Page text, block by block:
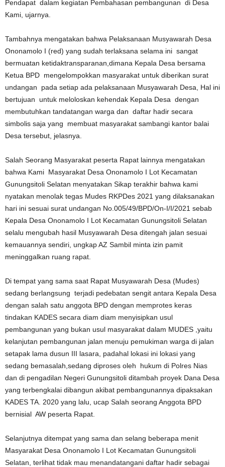
Pendapat dalam kegiatan Pembahasan pembangunan di Desa
Kami, ujarnya.
Tambahnya mengatakan bahwa Pelaksanaan Musyawarah Desa
Ononamolo I (red) yang sudah terlaksana selama ini sangat
bermuatan ketidaktransparanan,dimana Kepala Desa bersama
Ketua BPD mengelompokkan masyarakat untuk diberikan surat
undangan pada setiap ada pelaksanaan Musyawarah Desa, Hal ini
bertujuan untuk meloloskan kehendak Kepala Desa dengan
membutuhkan tandatangan warga dan daftar hadir secara
simbolis saja yang membuat masyarakat sambangi kantor balai
Desa tersebut, jelasnya.
Salah Seorang Masyarakat peserta Rapat lainnya mengatakan
bahwa Kami Masyarakat Desa Ononamolo I Lot Kecamatan
Gunungsitoli Selatan menyatakan Sikap terakhir bahwa kami
nyatakan menolak tegas Mudes RKPDes 2021 yang dilaksanakan
hari ini sesuai surat undangan No.005/49/BPD/On-I/I/2021 sebab
Kepala Desa Ononamolo I Lot Kecamatan Gunungsitoli Selatan
selalu mengubah hasil Musyawarah Desa ditengah jalan sesuai
kemauannya sendiri, ungkap AZ Sambil minta izin pamit
meninggalkan ruang rapat.
Di tempat yang sama saat Rapat Musyawarah Desa (Mudes)
sedang berlangsung terjadi pedebatan sengit antara Kepala Desa
dengan salah satu anggota BPD dengan memprotes keras
tindakan KADES secara diam diam menyisipkan usul
pembangunan yang bukan usul masyarakat dalam MUDES ,yaitu
kelanjutan pembangunan jalan menuju pemukiman warga di jalan
setapak lama dusun III lasara, padahal lokasi ini lokasi yang
sedang bemasalah,sedang diproses oleh hukum di Polres Nias
dan di pengadilan Negeri Gunungsitoli ditambah proyek Dana Desa
yang terbengkalai dibangun akibat pembangunannya dipaksakan
KADES TA. 2020 yang lalu, ucap Salah seorang Anggota BPD
bernisial AW peserta Rapat.
Selanjutnya ditempat yang sama dan selang beberapa menit
Masyarakat Desa Ononamolo I Lot Kecamatan Gunungsitoli
Selatan, terlihat tidak mau menandatangani daftar hadir sebagai